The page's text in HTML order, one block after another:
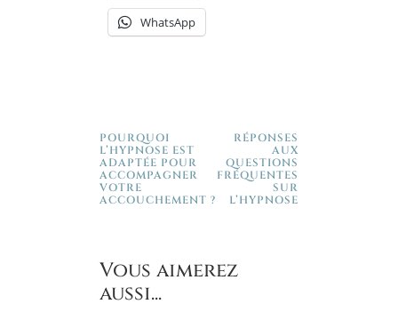
WhatsApp
POURQUOI
L’HYPNOSE EST
ADAPTÉE POUR
ACCOMPAGNER
VOTRE
ACCOUCHEMENT ?
RÉPONSES
AUX
QUESTIONS
FRÉQUENTES
SUR
L’HYPNOSE
Vous aimerez
aussi...